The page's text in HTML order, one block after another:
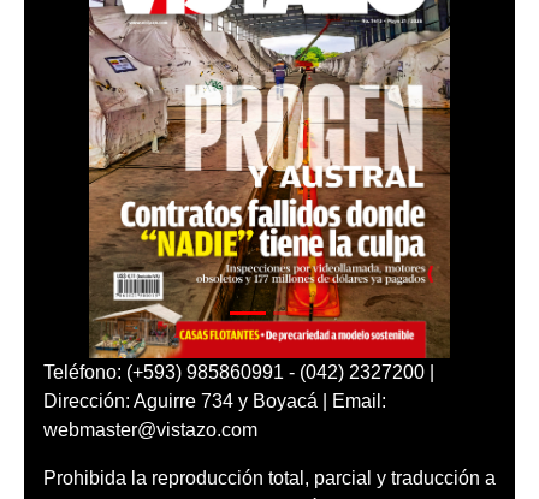
Teléfono: (+593) 985860991 - (042) 2327200 |
Dirección: Aguirre 734 y Boyacá | Email:
webmaster@vistazo.com
Prohibida la reproducción total, parcial y traducción a